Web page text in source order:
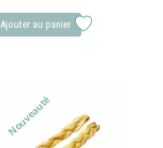
Ajouter au panier
Nouveauté